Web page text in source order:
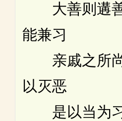
大善则遘
能兼习
亲戚之所
以灭恶
是以当为